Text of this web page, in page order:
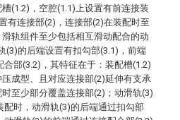
(1.2)，空腔(1.1)上设置有前连接装
有连接部(2)，连接部(2)在装配时至
轨组件至少包括相互滑动配合的动
(3)的后端设置有扣勾部(3.1)，前端
部(3.2)，其特征在于：装配槽(1.2)
成型、且对应连接部(2)延伸有支承
至少部分覆盖连接部(2)；动滑轨(3)
配时，动滑轨(3)的后端通过扣勾部